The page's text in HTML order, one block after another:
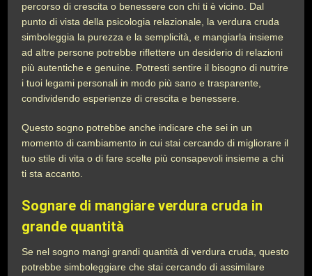
percorso di crescita o benessere con chi ti è vicino. Dal
punto di vista della psicologia relazionale, la verdura cruda
simboleggia la purezza e la semplicità, e mangiarla insieme
ad altre persone potrebbe riflettere un desiderio di relazioni
più autentiche e genuine. Potresti sentire il bisogno di nutrire
i tuoi legami personali in modo più sano e trasparente,
condividendo esperienze di crescita e benessere.
Questo sogno potrebbe anche indicare che sei in un
momento di cambiamento in cui stai cercando di migliorare il
tuo stile di vita o di fare scelte più consapevoli insieme a chi
ti sta accanto.
Sognare di mangiare verdura cruda in
grande quantità
Se nel sogno mangi grandi quantità di verdura cruda, questo
potrebbe simboleggiare che stai cercando di assimilare